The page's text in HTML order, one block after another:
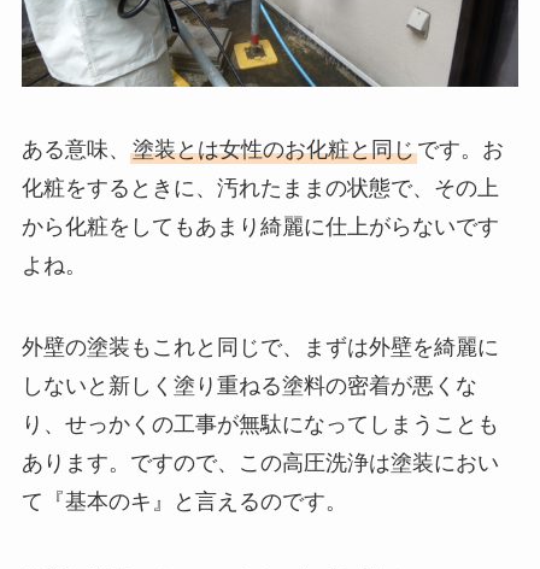
ある意味、 塗装とは女性のお化粧と同じです。お
化粧をするときに、汚れたままの状態で、その上
から化粧をしてもあまり綺麗に仕上がらないです
よね。
外壁の塗装もこれと同じで、まずは外壁を綺麗に
しないと新しく塗り重ねる塗料の密着が悪くな
り、せっかくの工事が無駄になってしまうことも
あります。ですので、この高圧洗浄は塗装におい
て『基本のキ』と言えるのです。